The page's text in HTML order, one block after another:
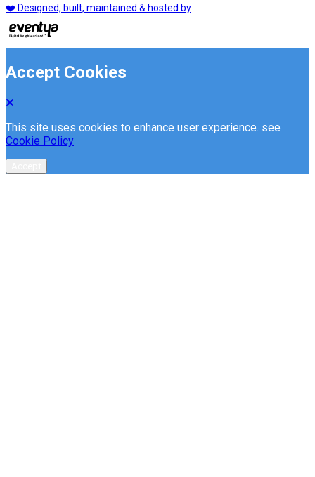
❤️ Designed, built, maintained & hosted by
Accept Cookies
This site uses cookies to enhance user experience. see
Cookie Policy